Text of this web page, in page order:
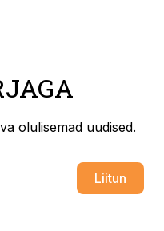
olulisemad uudised.
Liitun